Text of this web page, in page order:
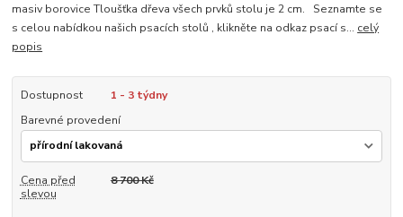
masiv borovice Tloušťka dřeva všech prvků stolu je 2 cm. Seznamte se
s celou nabídkou našich psacích stolů , klikněte na odkaz psací s... celý
popis
Dostupnost
1 - 3 týdny
Barevné provedení
Cena před
slevou
8 700 Kč